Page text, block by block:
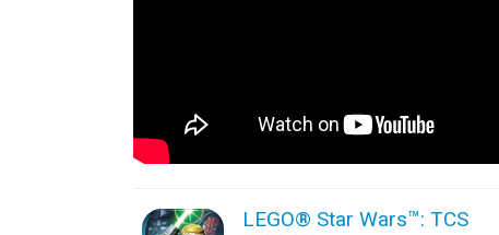
LEGO® Star Wars™: TCS